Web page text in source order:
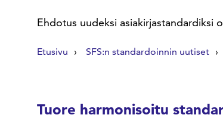
Ehdotus uudeksi asiakirjastandardiksi
Etusivu SFS:n standardoinnin uutiset
Tuore harmonisoitu